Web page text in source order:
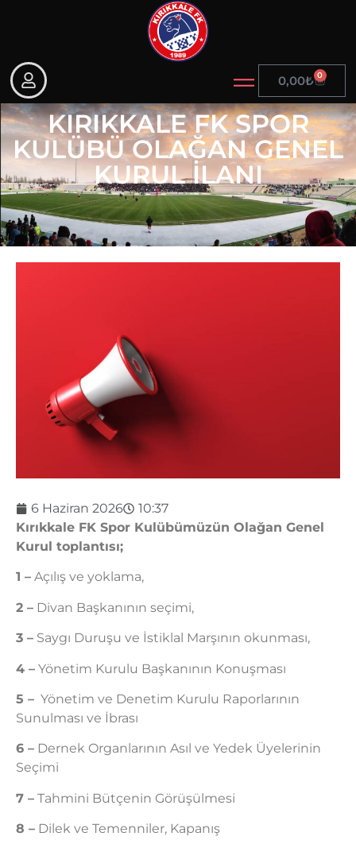
0,00₺ 0
KIRIKKALE FK SPOR
KULÜBÜ OLAĞAN GENEL
KURUL İLANI
6 Haziran 2026
10:37
Kırıkkale FK Spor Kulübümüzün Olağan Genel
Kurul toplantısı;
1 – Açılış ve yoklama,
2 – Divan Başkanının seçimi,
3 – Saygı Duruşu ve İstiklal Marşının okunması,
4 – Yönetim Kurulu Başkanının Konuşması
5 – Yönetim ve Denetim Kurulu Raporlarının
Sunulması ve İbrası
6 – Dernek Organlarının Asıl ve Yedek Üyelerinin
Seçimi
7 – Tahmini Bütçenin Görüşülmesi
8 – Dilek ve Temenniler, Kapanış